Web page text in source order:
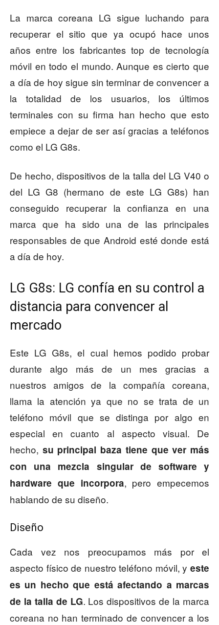
La marca coreana LG sigue luchando para
recuperar el sitio que ya ocupó hace unos
años entre los fabricantes top de tecnología
móvil en todo el mundo. Aunque es cierto que
a día de hoy sigue sin terminar de convencer a
la totalidad de los usuarios, los últimos
terminales con su firma han hecho que esto
empiece a dejar de ser así gracias a teléfonos
como el LG G8s.
De hecho, dispositivos de la talla del LG V40 o
del LG G8 (hermano de este LG G8s) han
conseguido recuperar la confianza en una
marca que ha sido una de las principales
responsables de que Android esté donde está
a día de hoy.
LG G8s: LG confía en su control a
distancia para convencer al
mercado
Este LG G8s, el cual hemos podido probar
durante algo más de un mes gracias a
nuestros amigos de la compañía coreana,
llama la atención ya que no se trata de un
teléfono móvil que se distinga por algo en
especial en cuanto al aspecto visual. De
hecho, su principal baza tiene que ver más
con una mezcla singular de software y
hardware que incorpora, pero empecemos
hablando de su diseño.
Diseño
Cada vez nos preocupamos más por el
aspecto físico de nuestro teléfono móvil, y este
es un hecho que está afectando a marcas
de la talla de LG. Los dispositivos de la marca
coreana no han terminado de convencer a los